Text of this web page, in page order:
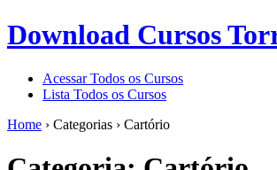
Download Cursos
Acessar Todos os Cursos
Lista Todos os Cursos
Home › Categorias › Cartório